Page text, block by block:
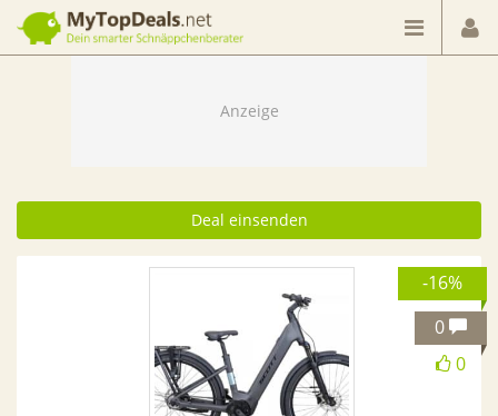
Dein smarter Schnäppchenberater
Deal einsenden
-16%
0
0